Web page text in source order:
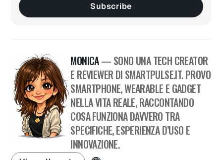
Subscribe
MONICA— SONO UNA TECH CREATOR
E REVIEWER DI SMARTPULSE.IT. PROVO
SMARTPHONE, WEARABLE E GADGET
NELLA VITA REALE, RACCONTANDO
COSA FUNZIONA DAVVERO TRA
SPECIFICHE, ESPERIENZA D’USO E
INNOVAZIONE.